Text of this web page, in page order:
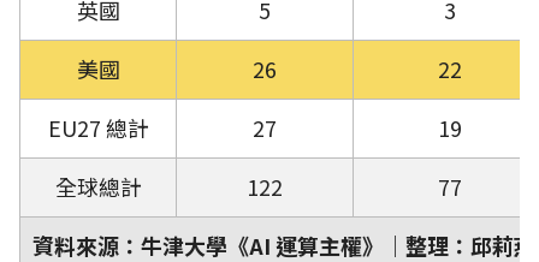
英國
5
3
美國
26
22
EU27 總計
27
19
全球總計
122
77
資料來源：牛津大學《AI 運算主權》｜整理：邱莉燕